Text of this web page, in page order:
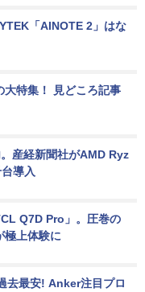
「AINOTE 2」はな
大特集！ 見どころ記事
産経新聞社がAMD Ryz
導入
Q7D Pro」。圧巻の
極上体験に
去最安! Anker注目プロ